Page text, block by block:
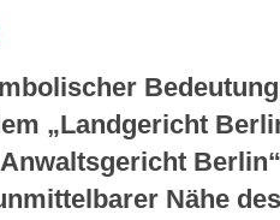
„Landgericht
Nähe